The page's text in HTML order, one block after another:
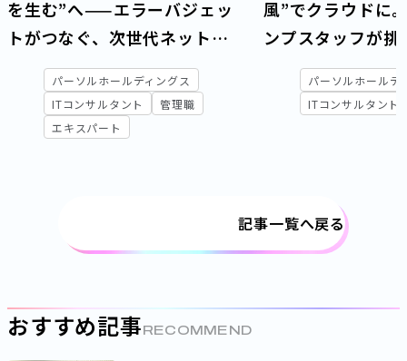
を生む”へ——エラーバジェッ
トがつなぐ、次世代ネット
ワーク戦略と運用変革
パーソルホールディングス
ITコンサルタント
管理職
エキスパート
風”でクラウドに
ンプスタッフが挑
パーソルホールデ
ITコンサルタント
記事一覧へ戻る
おすすめ記事 RECOMMEND